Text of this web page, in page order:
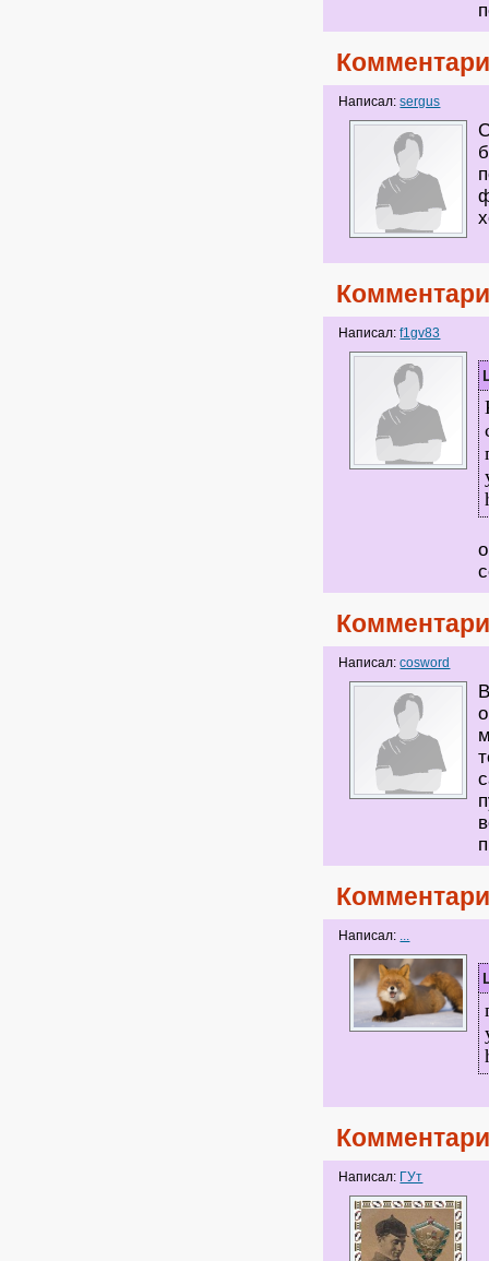
Написал:sergus
Написал:f1gv83
Написал:cosword
Написал: ...
Написал: ГУт